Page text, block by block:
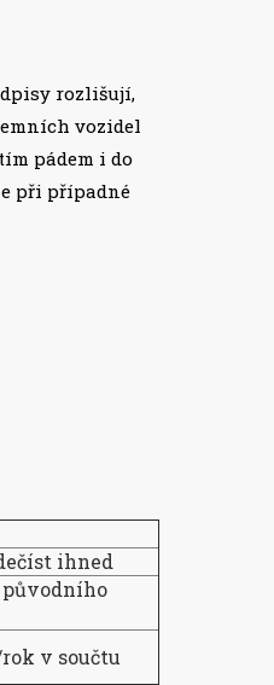
rozlišují,
vozidel
pádem i do
při případné
ihned
původního
rok v součtu